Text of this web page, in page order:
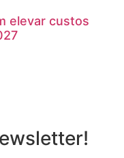
elevar custos